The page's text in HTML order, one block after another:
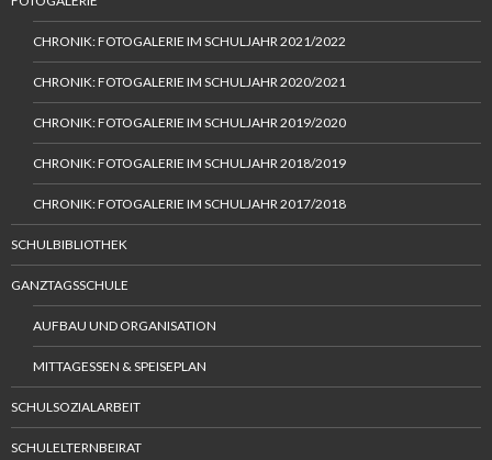
CHRONIK: FOTOGALERIE IM SCHULJAHR 2021/2022
CHRONIK: FOTOGALERIE IM SCHULJAHR 2020/2021
CHRONIK: FOTOGALERIE IM SCHULJAHR 2019/2020
CHRONIK: FOTOGALERIE IM SCHULJAHR 2018/2019
CHRONIK: FOTOGALERIE IM SCHULJAHR 2017/2018
SCHULBIBLIOTHEK
GANZTAGSSCHULE
AUFBAU UND ORGANISATION
MITTAGESSEN & SPEISEPLAN
SCHULSOZIALARBEIT
SCHULELTERNBEIRAT